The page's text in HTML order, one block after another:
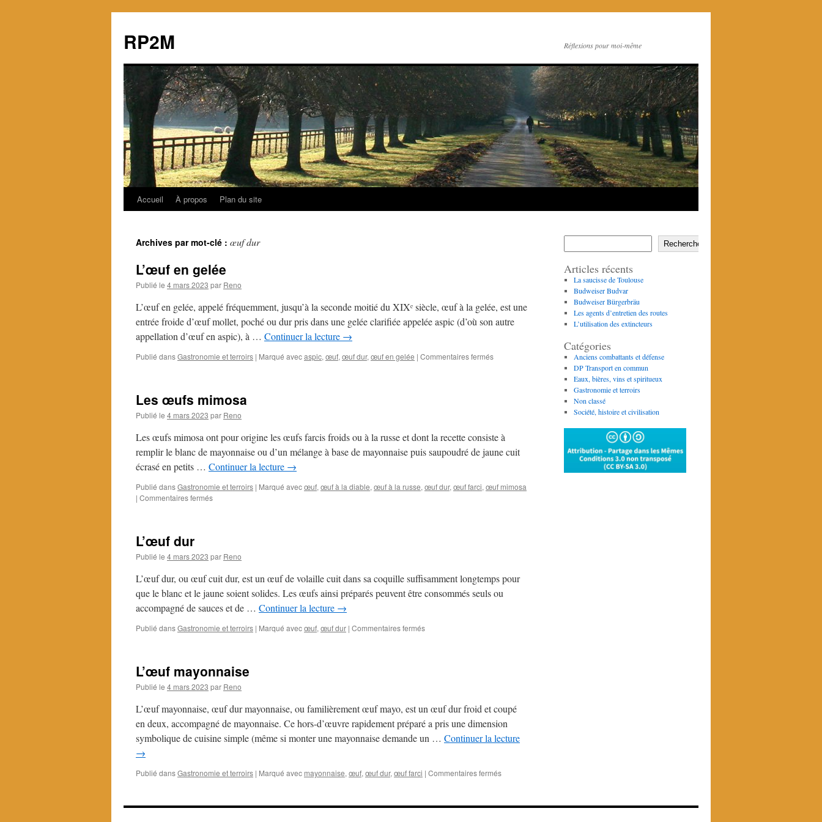
RP2M Réflexions pour moi-même
Aller
contenu
Accueil À propos Plan du site
Archives par mot-clé : œuf dur
L’œuf en gelée
Publié le 4 mars 2023 par Reno
L’œuf en gelée, appelé fréquemment, jusqu’à la seconde moitié du XIXᵉ siècle, œuf à la gelée, est une
entrée froide d’œuf mollet, poché ou dur pris dans une gelée clarifiée appelée aspic (d’où son autre
appellation d’œuf en aspic), à … Continuer la lecture →
Publié dansGastronomie et terroirs | Marqué avecaspic, œuf, œuf dur, œuf en gelée | Commentaires ferméssur
Les œufs mimosa
Publié le 4 mars 2023 par Reno
Les œufs mimosa ont pour origine les œufs farcis froids ou à la russe et dont la recette consiste à
remplir le blanc de mayonnaise ou d’un mélange à base de mayonnaise puis saupoudré de jaune cuit
écrasé en petits … Continuer la lecture →
Publié dansGastronomie et terroirs | Marqué avecœuf, œuf à la diable, œuf à la russe, œuf dur, œuf farci, œuf mimosa
| Commentaires ferméssur
L’œuf dur
Publié le 4 mars 2023 par Reno
L’œuf dur, ou œuf cuit dur, est un œuf de volaille cuit dans sa coquille suffisamment longtemps pour
que le blanc et le jaune soient solides. Les œufs ainsi préparés peuvent être consommés seuls ou
accompagné de sauces et de … Continuer la lecture →
Publié dansGastronomie et terroirs | Marqué avecœuf, œuf dur | Commentaires ferméssur
L’œuf mayonnaise
Publié le 4 mars 2023 par Reno
L’œuf mayonnaise, œuf dur mayonnaise, ou familièrement œuf mayo, est un œuf dur froid et coupé
en deux, accompagné de mayonnaise. Ce hors-d’œuvre rapidement préparé a pris une dimension
symbolique de cuisine simple (même si monter une mayonnaise demande un … Continuer la lecture
→
Publié dansGastronomie et terroirs | Marqué avec mayonnaise, œuf, œuf dur, œuf farci | Commentaires ferméssur
Rechercher
Articles récents
La saucisse de Toulouse
Budweiser Budvar
Budweiser Bürgerbräu
Les agents d’entretien des routes
L’utilisation des extincteurs
Catégories
Anciens combattants et défense
DP Transport en commun
Eaux, bières, vins et spiritueux
Gastronomie et terroirs
Non classé
Société, histoire et civilisation